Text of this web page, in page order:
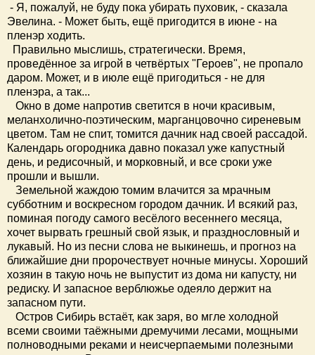
- Я, пожалуй, не буду пока убирать пуховик, - сказала
Эвелина. - Может быть, ещё пригодится в июне - на
пленэр ходить.
Правильно мыслишь, стратегически. Время,
проведённое за игрой в четвёртых "Героев", не пропало
даром. Может, и в июле ещё пригодиться - не для
пленэра, а так...
Окно в доме напротив светится в ночи красивым,
меланхолично-поэтическим, марганцовочно сиреневым
цветом. Там не спит, томится дачник над своей рассадой.
Календарь огородника давно показал уже капустный
день, и редисочный, и морковный, и все сроки уже
прошли и вышли.
Земельной жаждою томим влачится за мрачным
субботним и воскресном городом дачник. И всякий раз,
поминая погоду самого весёлого весеннего месяца,
хочет вырвать грешный свой язык, и празднословный и
лукавый. Но из песни слова не выкинешь, и прогноз на
ближайшие дни пророчествует ночные минусы. Хороший
хозяин в такую ночь не выпустит из дома ни капусту, ни
редиску. И запасное верблюжье одеяло держит на
запасном пути.
Остров Сибирь встаёт, как заря, во мгле холодной
всеми своими таёжными дремучими лесами, мощными
полноводными реками и неисчерпаемыми полезными